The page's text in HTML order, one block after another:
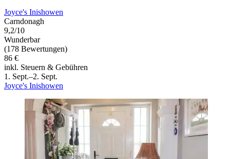
Joyce's Inishowen
Carndonagh
9,2/10
Wunderbar
(178 Bewertungen)
86 €
inkl. Steuern & Gebühren
1. Sept.–2. Sept.
Joyce's Inishowen